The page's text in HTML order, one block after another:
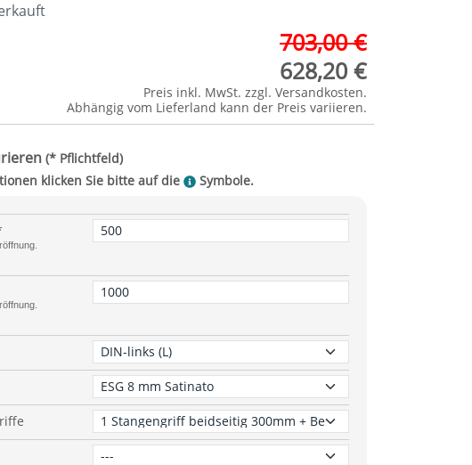
703,00 €
628,20 €
Preis inkl. MwSt. zzgl. Versandkosten.
Abhängig vom Lieferland kann der Preis variieren.